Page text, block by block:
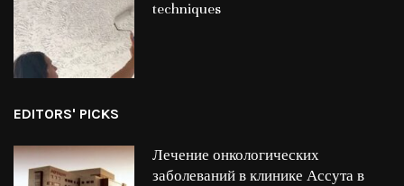
techniques
EDITORS' PICKS
Лечение онкологических
заболеваний в клинике Ассута в